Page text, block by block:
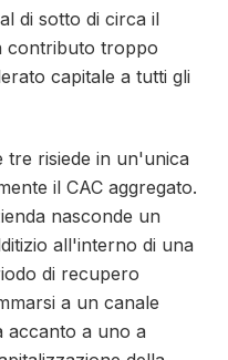
di sotto di circa il
contributo troppo
capitale a tutti gli
risiede in un'unica
il CAC aggregato.
nasconde un
all'interno di una
di recupero
a un canale
accanto a uno a